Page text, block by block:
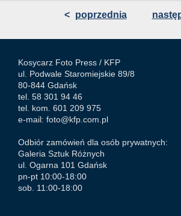
< poprzednia
Kosycarz Foto Press / KFP
ul. Podwale Staromiejskie 89/8
80-844 Gdańsk
tel. 58 301 94 46
tel. kom. 601 209 975
e-mail: foto@kfp.com.pl
Odbiór zamówień dla osób prywatnych:
Galeria Sztuk Różnych
ul. Ogarna 101 Gdańsk
pn-pt 10:00-18:00
sob. 11:00-18:00